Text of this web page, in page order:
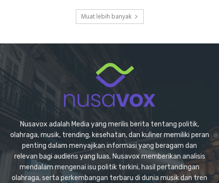
Muat lebih banyak
Nusavox adalah Media yang merilis berita tentang politik,
olahraga, musik, trending, kesehatan, dan kuliner memiliki peran
penting dalam menyajikan informasi yang beragam dan
relevan bagi audiens yang luas. Nusavox memberikan analisis
mendalam mengenai isu politik terkini, hasil pertandingan
olahraga, serta perkembangan terbaru di dunia musik dan tren